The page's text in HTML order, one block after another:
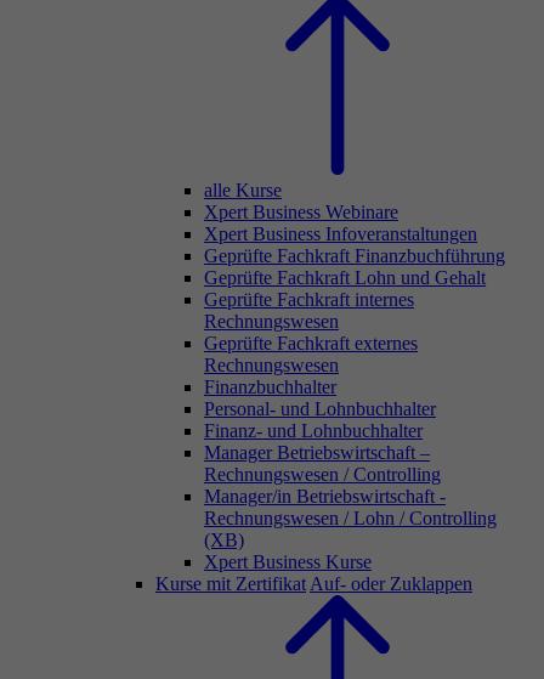
alle Kurse
Xpert Business Webinare
Xpert Business Infoveranstaltungen
Geprüfte Fachkraft Finanzbuchführung
Geprüfte Fachkraft Lohn und Gehalt
Geprüfte Fachkraft internes
Rechnungswesen
Geprüfte Fachkraft externes
Rechnungswesen
Finanzbuchhalter
Personal- und Lohnbuchhalter
Finanz- und Lohnbuchhalter
Manager Betriebswirtschaft –
Rechnungswesen / Controlling
Manager/in Betriebswirtschaft -
Rechnungswesen / Lohn / Controlling
(XB)
Xpert Business Kurse
Kurse mit Zertifikat Auf- oder Zuklappen